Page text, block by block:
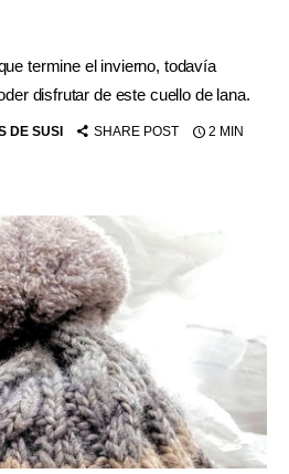
termine el invierno, todavía
disfrutar de este cuello de lana.
DE SUSI SHARE POST 2 MIN